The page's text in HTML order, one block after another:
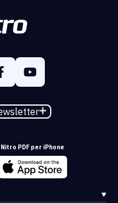
Nitro PDF per iPhone